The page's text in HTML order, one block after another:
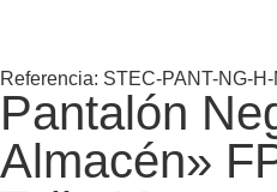
Referencia: STEC-PANT-NG-H-
Pantalón
Almacén»